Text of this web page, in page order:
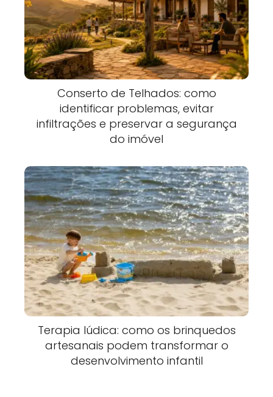
Conserto de Telhados: como
identificar problemas, evitar
infiltrações e preservar a segurança
do imóvel
Terapia lúdica: como os brinquedos
artesanais podem transformar o
desenvolvimento infantil